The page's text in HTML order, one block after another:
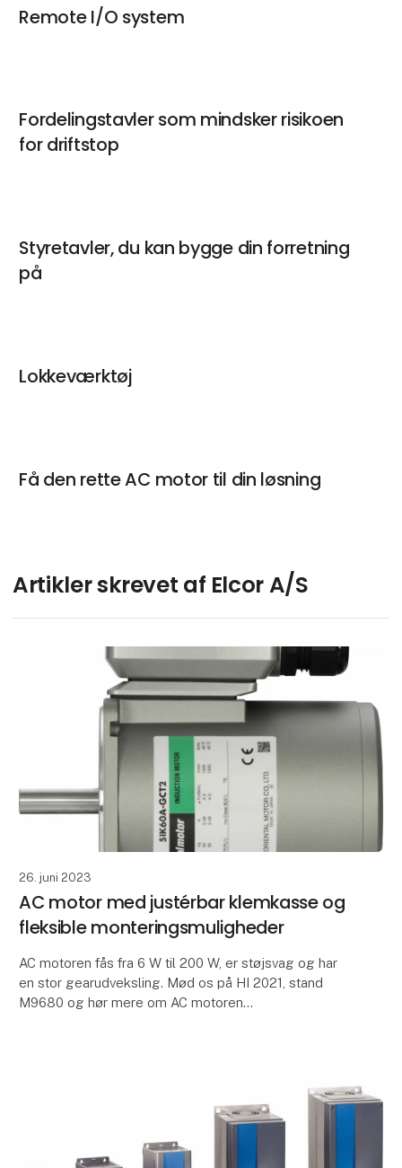
Remote I/O system
Fordelingstavler som mindsker risikoen
for driftstop
Styretavler, du kan bygge din forretning
på
Lokkeværktøj
Få den rette AC motor til din løsning
Artikler skrevet af Elcor A/S
26. juni 2023
AC motor med justérbar klemkasse og
fleksible monteringsmuligheder
AC motoren fås fra 6 W til 200 W, er støjsvag og har
en stor gearudveksling. Mød os på HI 2021, stand
M9680 og hør mere om AC motoren